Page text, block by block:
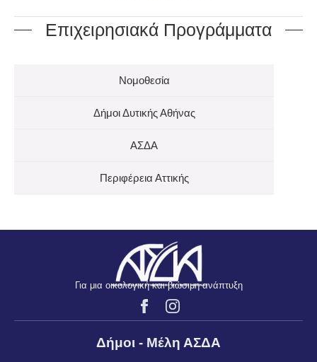
Επιχειρησιακά Προγράμματα
Νομοθεσία
Δήμοι Δυτικής Αθήνας
ΑΣΔΑ
Περιφέρεια Αττικής
Για μια οικολογική και βιώσιμη ανάπτυξη
Δήμοι - Μέλη ΑΣΔΑ